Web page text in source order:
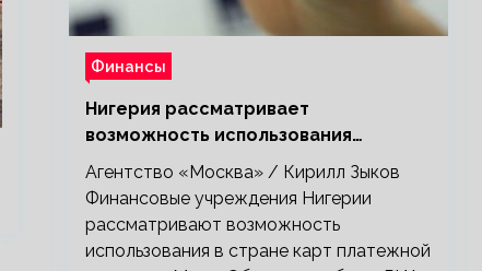
Финансы
Нигерия рассматривает
возможность использования
платежной системы «Мир»
Агентство «Москва» / Кирилл Зыков
Финансовые учреждения Нигерии
рассматривают возможность
использования в стране карт платежной